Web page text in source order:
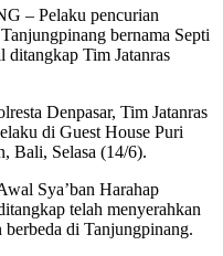
– Pelaku pencurian
bernama Septi
ditangkap Tim Jatanras
Denpasar, Tim Jatanras
di Guest House Puri
Bali, Selasa (14/6).
Sya’ban Harahap
telah menyerahkan
berbeda di Tanjungpinang.